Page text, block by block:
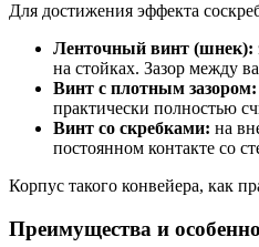
Для достижения эффекта
Ленточный винт (шнек):
на стойках. Зазор между
Винт с плотным зазором:
практически полностью
Винт со скребками: на
постоянном контакте со
Корпус такого конвейера, как
Преимущества и